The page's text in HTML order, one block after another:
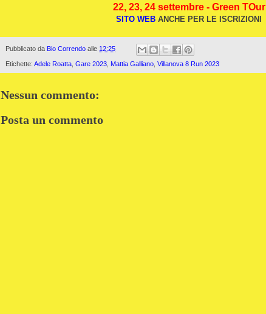
22, 23, 24 settembre - Green TOur
SITO WEB ANCHE PER LE ISCRIZIONI
Pubblicato da Bio Correndo alle 12:25
Etichette: Adele Roatta Gare 2023 Mattia Galliano Villanova 8 Run 2023
Nessun commento:
Posta un commento